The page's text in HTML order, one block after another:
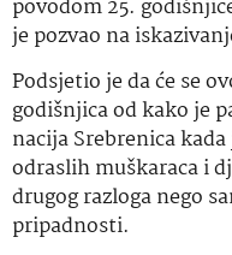
povodom 25.
je pozvao na
Podsjetio je da će se
godišnjica od kako je
nacija Srebrenica
odraslih muškaraca i
drugog razloga nego
pripadnosti.